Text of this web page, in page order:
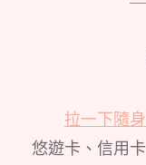
拉一下隨
悠遊卡、信用